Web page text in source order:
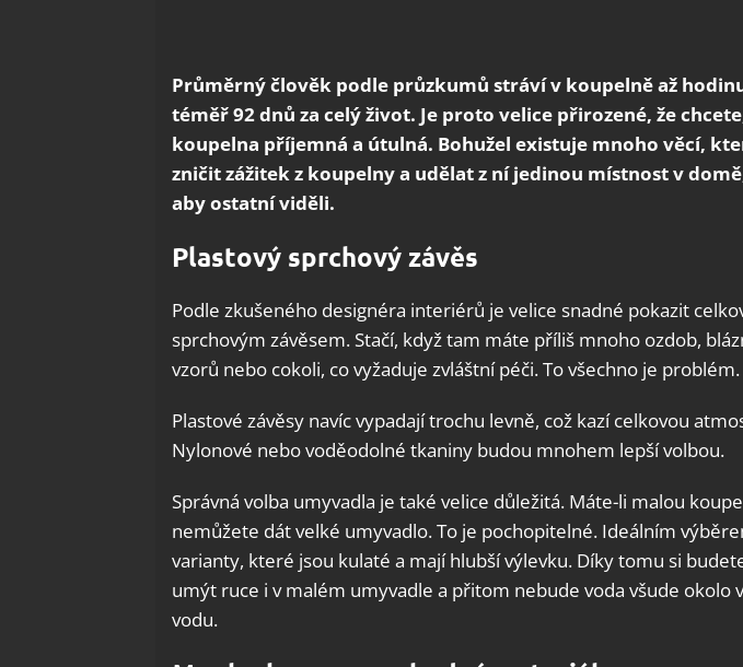
Průměrný člověk podle průzkumů stráví v koupelně až
téměř 92 dnů za celý život. Je proto velice přirozené, že
koupelna příjemná a útulná. Bohužel existuje mnoho věcí,
zničit zážitek z koupelny a udělat z ní jedinou místnost v
aby ostatní viděli.
Plastový sprchový závěs
Podle zkušeného designéra interiérů je velice snadné pokazit
sprchovým závěsem. Stačí, když tam máte příliš mnoho ozdob,
vzorů nebo cokoli, co vyžaduje zvláštní péči. To všechno je problém.
Plastové závěsy navíc vypadají trochu levně, což kazí celkovou
Nylonové nebo voděodolné tkaniny budou mnohem lepší volbou.
Správná volba umyvadla je také velice důležitá. Máte-li malou
nemůžete dát velké umyvadlo. To je pochopitelné. Ideálním
varianty, které jsou kulaté a mají hlubší výlevku. Díky tomu si
umýt ruce i v malém umyvadle a přitom nebude voda všude okolo
vodu.